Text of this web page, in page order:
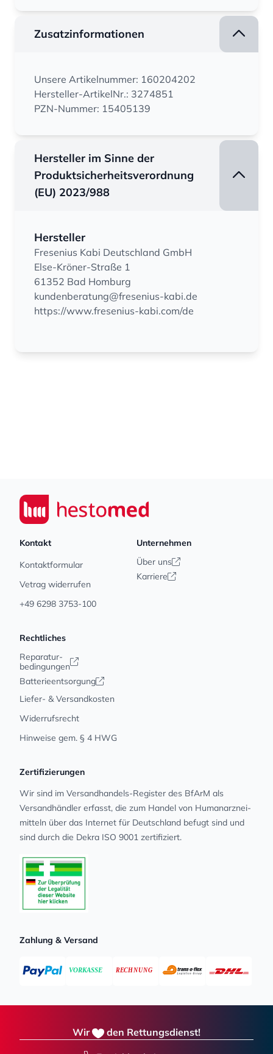
Zusatzinformationen
Unsere Artikelnummer: 160204202
Hersteller-ArtikelNr.: 3274851
PZN-Nummer: 15405139
Hersteller im Sinne der
Produktsicherheitsverordnung
(EU) 2023/988
Hersteller
Fresenius Kabi Deutschland GmbH
Else-Kröner-Straße 1
61352 Bad Homburg
kundenberatung@fresenius-kabi.de
https://www.fresenius-kabi.com/de
Seiwert GmbH
Kontakt
Kontaktformular
Vetrag widerrufen
+49 6298 3753-100
Unternehmen
Über uns
Karriere
Rechtliches
Reparatur-
bedingungen
Batterieentsorgung
Liefer- & Versandkosten
Widerrufsrecht
Hinweise gem. § 4 HWG
Zertifizierungen
Wir sind im Versandhandels-Register des BfArM als
Versandhändler erfasst, die zum Handel von Human­arz­nei­
mit­teln über das Internet für Deutschland befugt sind und
sind durch die Dekra ISO 9001 zertifiziert.
Zahlung & Versand
Wir den Rettungsdienst!